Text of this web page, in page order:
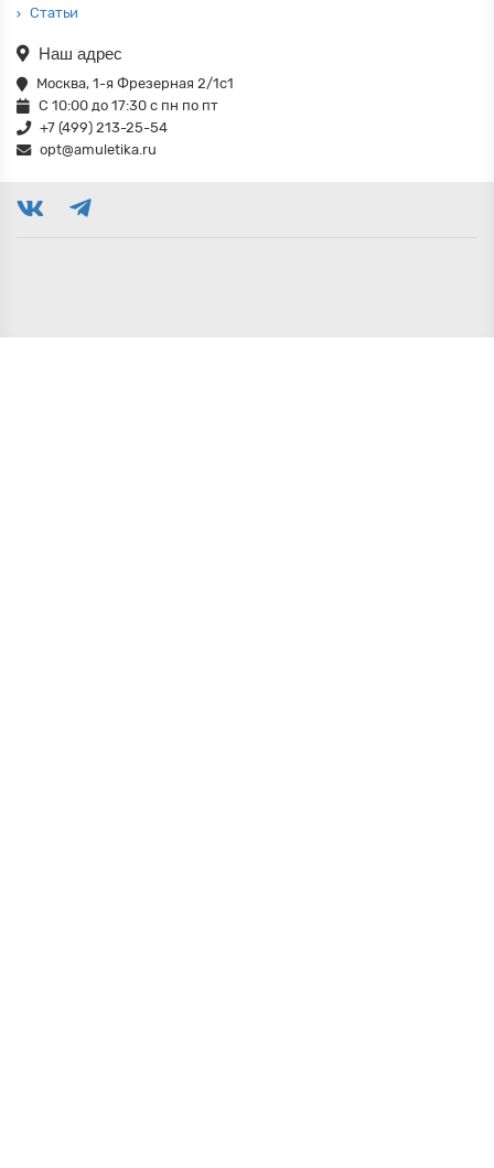
Статьи
Наш адрес
Москва, 1-я Фрезерная 2/1с1
С 10:00 до 17:30 с пн по пт
+7 (499) 213-25-54
opt@amuletika.ru